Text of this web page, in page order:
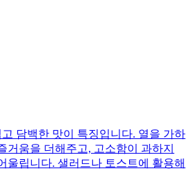
담백한 맛이 특징입니다. 열을 가하
거움을 더해주고, 고소함이 과하지
울립니다. 샐러드나 토스트에 활용해